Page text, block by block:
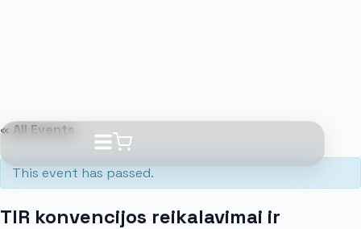
« All Events
This event has passed.
TIR konvencijos reikalavimai ir